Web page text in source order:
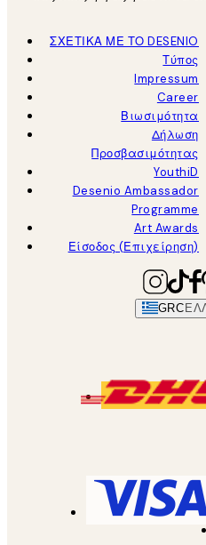
ΣΧΕΤΙΚΑ ΜΕ ΤΟ DESENIO
Τύπος
Impressum
Career
Βιωσιμότητα
Δήλωση
Προσβασιμότητας
YouthiD
Desenio Ambassador
Programme
Art Awards
Είσοδος (Επιχείρηση)
GRC